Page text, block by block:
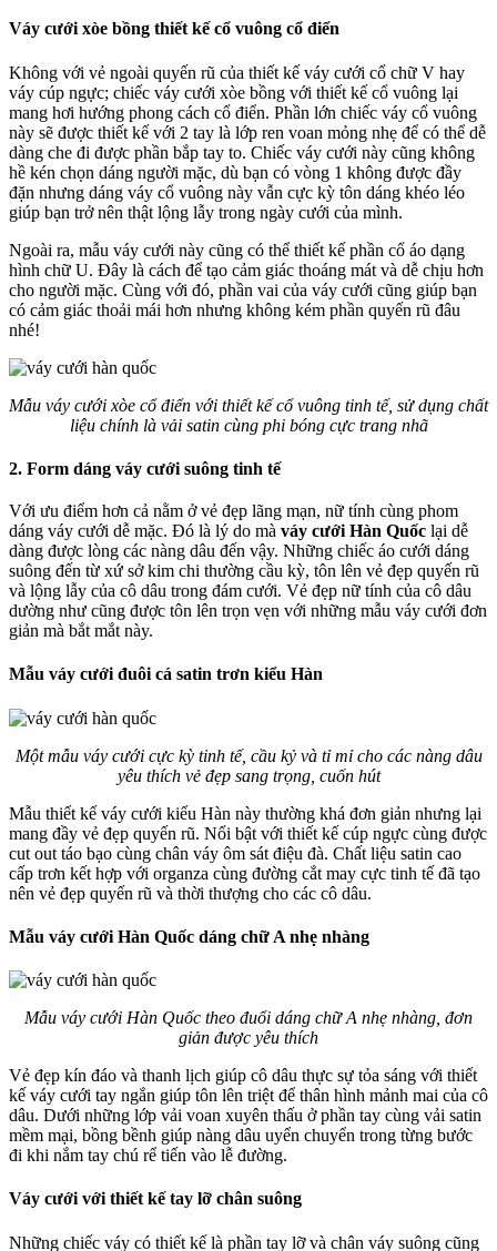
Váy cưới xòe bồng thiết kế cổ vuông cổ điển
Không với vẻ ngoài quyến rũ của thiết kế váy cưới cổ chữ V hay
váy cúp ngực; chiếc váy cưới xòe bồng với thiết kế cổ vuông lại
mang hơi hướng phong cách cổ điển. Phần lớn chiếc váy cổ vuông
này sẽ được thiết kế với 2 tay là lớp ren voan mỏng nhẹ để có thể dễ
dàng che đi được phần bắp tay to. Chiếc váy cưới này cũng không
hề kén chọn dáng người mặc, dù bạn có vòng 1 không được đầy
đặn nhưng dáng váy cổ vuông này vẫn cực kỳ tôn dáng khéo léo
giúp bạn trở nên thật lộng lẫy trong ngày cưới của mình.
Ngoài ra, mẫu váy cưới này cũng có thể thiết kế phần cổ áo dạng
hình chữ U. Đây là cách để tạo cảm giác thoáng mát và dễ chịu hơn
cho người mặc. Cùng với đó, phần vai của váy cưới cũng giúp bạn
có cảm giác thoải mái hơn nhưng không kém phần quyến rũ đâu
nhé!
Mẫu váy cưới xòe cổ điển với thiết kế cổ vuông tinh tế, sử dụng chất
liệu chính là vải satin cùng phi bóng cực trang nhã
2. Form dáng váy cưới suông tinh tế
Với ưu điểm hơn cả nằm ở vẻ đẹp lãng mạn, nữ tính cùng phom
dáng váy cưới dễ mặc. Đó là lý do mà váy cưới Hàn Quốc lại dễ
dàng được lòng các nàng dâu đến vậy. Những chiếc áo cưới dáng
suông đến từ xứ sở kim chi thường cầu kỳ, tôn lên vẻ đẹp quyến rũ
và lộng lẫy của cô dâu trong đám cưới. Vẻ đẹp nữ tính của cô dâu
dường như cũng được tôn lên trọn vẹn với những mẫu váy cưới đơn
giản mà bắt mắt này.
Mẫu váy cưới đuôi cá satin trơn kiểu Hàn
Một mẫu váy cưới cực kỳ tinh tế, cầu kỷ và tỉ mỉ cho các nàng dâu
yêu thích vẻ đẹp sang trọng, cuốn hút
Mẫu thiết kế váy cưới kiểu Hàn này thường khá đơn giản nhưng lại
mang đầy vẻ đẹp quyến rũ. Nổi bật với thiết kế cúp ngực cùng được
cut out táo bạo cùng chân váy ôm sát điệu đà. Chất liệu satin cao
cấp trơn kết hợp với organza cùng đường cắt may cực tinh tế đã tạo
nên vẻ đẹp quyến rũ và thời thượng cho các cô dâu.
Mẫu váy cưới Hàn Quốc dáng chữ A nhẹ nhàng
Mẫu váy cưới Hàn Quốc theo đuổi dáng chữ A nhẹ nhàng, đơn
giản được yêu thích
Vẻ đẹp kín đáo và thanh lịch giúp cô dâu thực sự tỏa sáng với thiết
kế váy cưới tay ngắn giúp tôn lên triệt để thân hình mảnh mai của cô
dâu. Dưới những lớp vải voan xuyên thấu ở phần tay cùng vải satin
mềm mại, bồng bềnh giúp nàng dâu uyển chuyển trong từng bước
đi khi nắm tay chú rể tiến vào lễ đường.
Váy cưới với thiết kế tay lỡ chân suông
Những chiếc váy có thiết kế là phần tay lỡ và chân váy suông cũng